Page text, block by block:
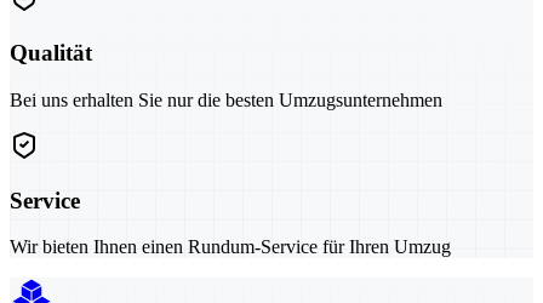
Qualität
Bei uns erhalten Sie nur die besten Umzugsunternehmen
Service
Wir bieten Ihnen einen Rundum-Service für Ihren Umzug